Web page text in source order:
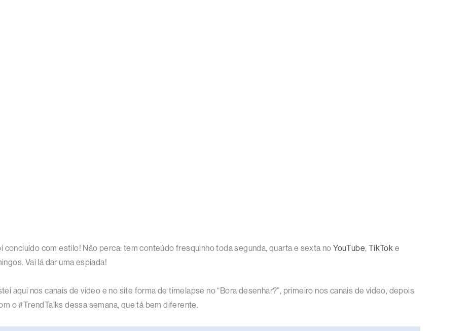
concluído com estilo! Não perca: tem conteúdo fresquinho toda segunda, quarta e sexta noYouTube, TikTok e
Vai lá dar uma espiada!
aqui nos canais de vídeo e no site forma de timelapse no “Bora desenhar?”, primeiro nos canais de vídeo, depois
o #TrendTalks dessa semana, que tá bem diferente.